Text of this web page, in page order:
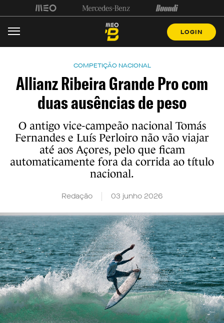
LOGIN
COMPETIÇÃO NACIONAL
Allianz Ribeira Grande Pro com
duas ausências de peso
O antigo vice-campeão nacional Tomás
Fernandes e Luís Perloiro não vão viajar
até aos Açores, pelo que ficam
automaticamente fora da corrida ao título
nacional.
Redação 03 junho 2026